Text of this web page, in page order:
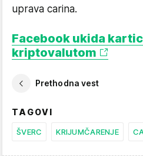
uprava carina.
Facebook ukida
kriptovalutom
Prethodna vest
TAGOVI
ŠVERC KRIJUMČARENJE